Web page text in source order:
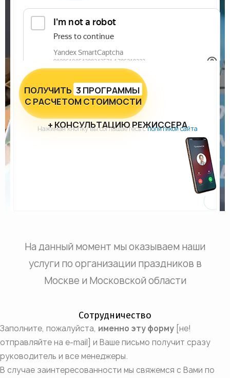
ПОЛУЧИТЬ 3 ПРОГРАММЫ
С РАСЧЕТОМ СТОИМОСТИ
+ КОНСУЛЬТАЦИЮ РЕЖИССЕРА
Нажимая кнопку вы соглашаетесь сполитикой сайта
На данный момент мы оказываем наши
услуги по организации праздников в
Москве и Московской области
Сотрудничество
Заполните, пожалуйста, именно эту форму [не!
отправляйте на e-mail] и Ваше письмо получит сразу
руководитель и все менеджеры.
В случае заинтересованности мы свяжемся с Вами по